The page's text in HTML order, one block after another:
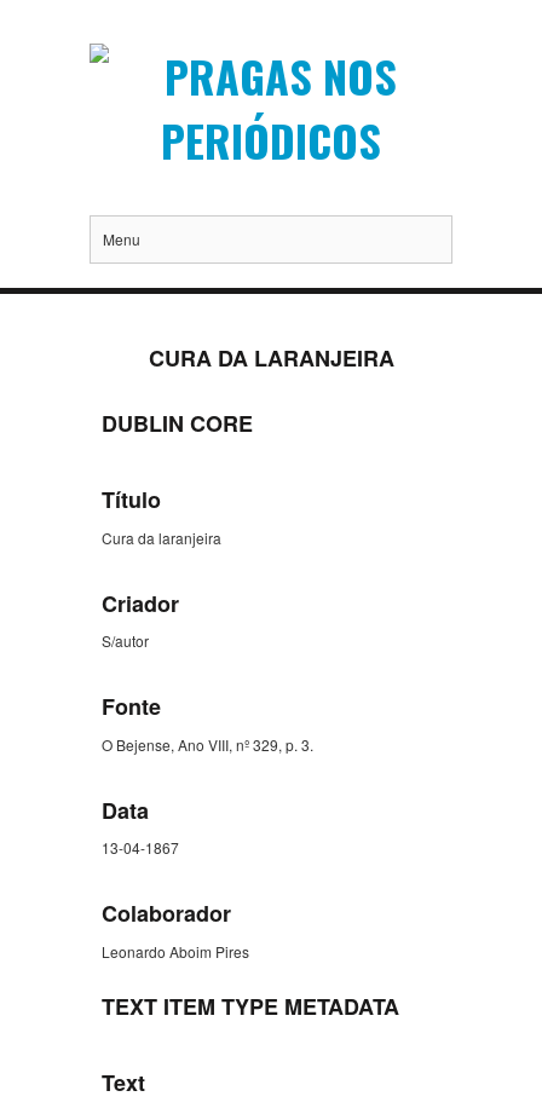
Menu
CURA DA LARANJEIRA
DUBLIN CORE
Título
Cura da laranjeira
Criador
S/autor
Fonte
O Bejense, Ano VIII, nº 329, p. 3.
Data
13-04-1867
Colaborador
Leonardo Aboim Pires
TEXT ITEM TYPE METADATA
Text